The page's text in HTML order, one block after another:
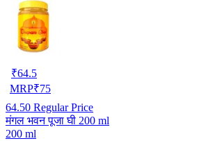
₹64.5
MRP₹75
64.50 Regular Price
मंगल भवन पूजा घी 200 ml
200 ml